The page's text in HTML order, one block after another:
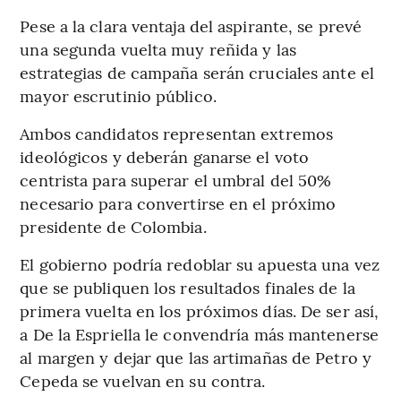
Pese a la clara ventaja del aspirante, se prevé
una segunda vuelta muy reñida y las
estrategias de campaña serán cruciales ante el
mayor escrutinio público.
Ambos candidatos representan extremos
ideológicos y deberán ganarse el voto
centrista para superar el umbral del 50%
necesario para convertirse en el próximo
presidente de Colombia.
El gobierno podría redoblar su apuesta una vez
que se publiquen los resultados finales de la
primera vuelta en los próximos días. De ser así,
a De la Espriella le convendría más mantenerse
al margen y dejar que las artimañas de Petro y
Cepeda se vuelvan en su contra.